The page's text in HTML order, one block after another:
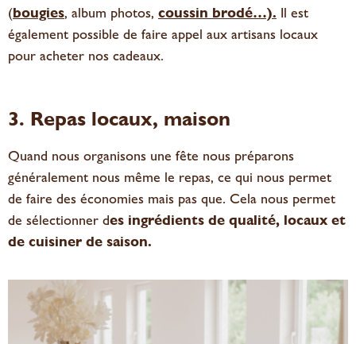
(bougies, album photos, coussin brodé…). Il est
également possible de faire appel aux artisans locaux
pour acheter nos cadeaux.
3. Repas locaux, maison
Quand nous organisons une fête nous préparons
généralement nous même le repas, ce qui nous permet
de faire des économies mais pas que. Cela nous permet
de sélectionner des ingrédients de qualité, locaux et
de cuisiner de saison.